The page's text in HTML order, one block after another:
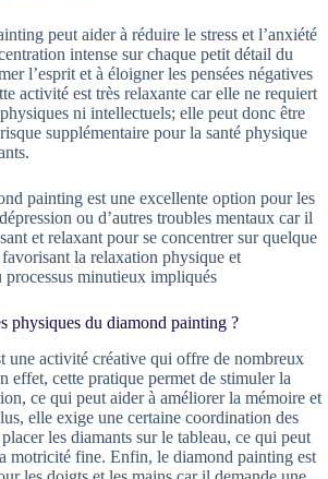
peut aider à réduire le stress et l’anxiété
intense sur chaque petit détail du
l’esprit et à éloigner les pensées négatives
activité est très relaxante car elle ne requiert
ni intellectuels; elle peut donc être
supplémentaire pour la santé physique
painting est une excellente option pour les
ou d’autres troubles mentaux car il
et relaxant pour se concentrer sur quelque
la relaxation physique et
processus minutieux impliqués
physiques du diamond painting ?
une activité créative qui offre de nombreux
effet, cette pratique permet de stimuler la
ce qui peut aider à améliorer la mémoire et
elle exige une certaine coordination des
les diamants sur le tableau, ce qui peut
motricité fine. Enfin, le diamond painting est